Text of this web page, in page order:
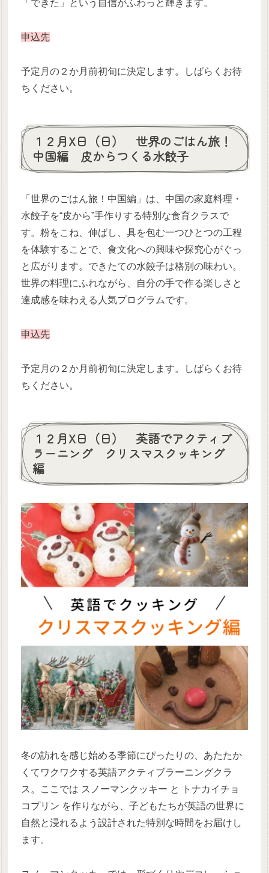
「できた」という自信がふわっと輝きます。
申込先
予定月の２か月前初旬に決定します。しばらくお待
ちください。
１２月X日（日） 世界のごはん旅！
中国編 皮からつくる水餃子
「世界のごはん旅！中国編」は、中国の家庭料理・
水餃子を“皮から”手作りする特別な食育クラスで
す。粉をこね、伸ばし、具を包む一つひとつの工程
を体験することで、食文化への興味や探究心がぐっ
と広がります。できたての水餃子は格別の味わい。
世界の料理にふれながら、自分の手で作る楽しさと
達成感を味わえる人気プログラムです。
申込先
予定月の２か月前初旬に決定します。しばらくお待
ちください。
１２月X日（日） 英語でアクティブ
ラーニング クリスマスクッキング
編
冬の訪れを感じ始める季節にぴったりの、あたたか
くてワクワクする英語アクティブラーニングクラ
ス。ここでは スノーマンクッキー と トナカイチョ
コプリン を作りながら、子どもたちが英語の世界に
自然と浸れるよう設計された特別な時間をお届けし
ます。